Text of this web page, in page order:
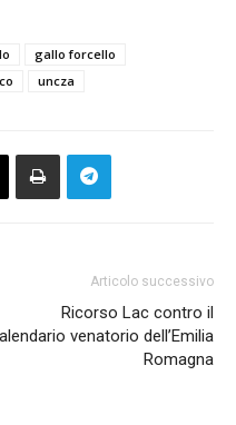
gallo forcello
uncza
Articolo successivo
Ricorso Lac contro il
venatorio dell’Emilia
Romagna